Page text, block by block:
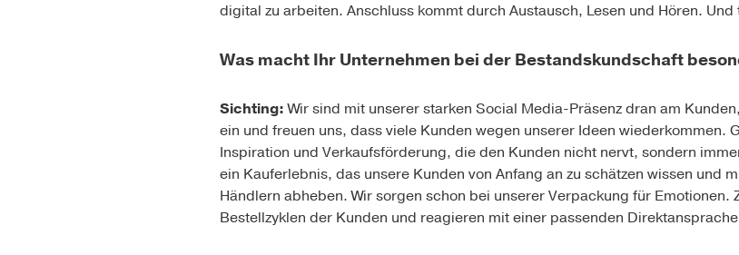
digital zu arbeiten. Anschluss kommt durch Austausch, Lesen und Hören. Und
Was macht Ihr Unternehmen bei der Bestandskundschaft
Sichting:Wir sind mit unserer starken Social Media-Präsenz dran am
ein und freuen uns, dass viele Kunden wegen unserer Ideen wiederkommen.
Inspiration und Verkaufsförderung, die den Kunden nicht nervt, sondern
ein Kauferlebnis, das unsere Kunden von Anfang an zu schätzen wissen und
Händlern abheben. Wir sorgen schon bei unserer Verpackung für
Bestellzyklen der Kunden und reagieren mit einer passenden